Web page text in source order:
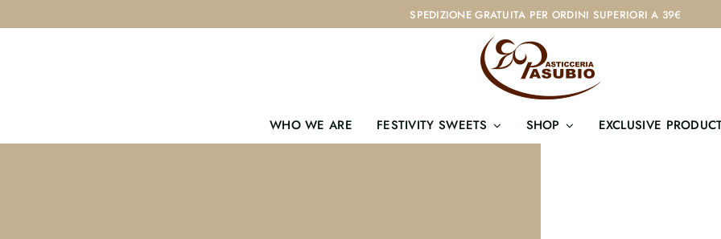
SPEDIZIONE GRATUITA PER ORDINI SUPERIORI A 39€
WHO WE ARE FESTIVITY SWEETS SHOP EXCLUSIVE